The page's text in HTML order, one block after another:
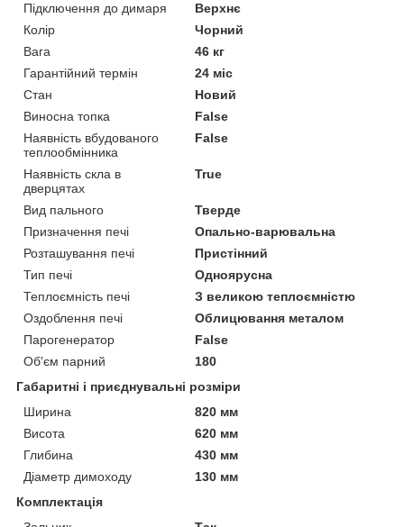
Підключення до димаря
Верхнє
Колір
Чорний
Вага
46 кг
Гарантійний термін
24 міс
Стан
Новий
Виносна топка
False
Наявність вбудованого
теплообмінника
False
Наявність скла в
дверцятах
True
Вид пального
Тверде
Призначення печі
Опально-варювальна
Розташування печі
Пристінний
Тип печі
Одноярусна
Теплоємність печі
З великою теплоємністю
Оздоблення печі
Облицювання металом
Парогенератор
False
Об'єм парний
180
Габаритні і приєднувальні розміри
Ширина
820 мм
Висота
620 мм
Глибина
430 мм
Діаметр димоходу
130 мм
Комплектація